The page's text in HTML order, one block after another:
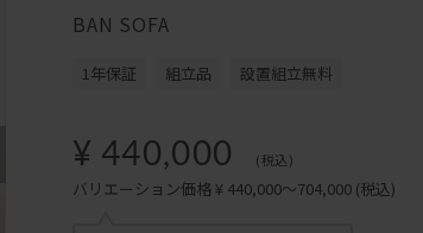
BAN SOFA
1年保証 組立品 設置組立無料
¥ 440,000 (税込)
バリエーション価格 ¥ 440,000～704,000 (税込)